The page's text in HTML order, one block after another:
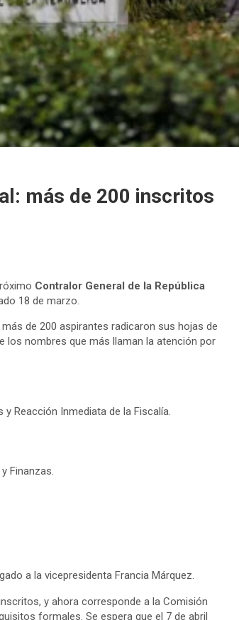
más de 200 inscritos
Contralor General de la República
18 de marzo.
de 200 aspirantes radicaron sus hojas de
los nombres que más llaman la atención por
Reacción Inmediata de la Fiscalía.
Finanzas.
a la vicepresidenta Francia Márquez.
y ahora corresponde a la Comisión
formales. Se espera que el 7 de abril